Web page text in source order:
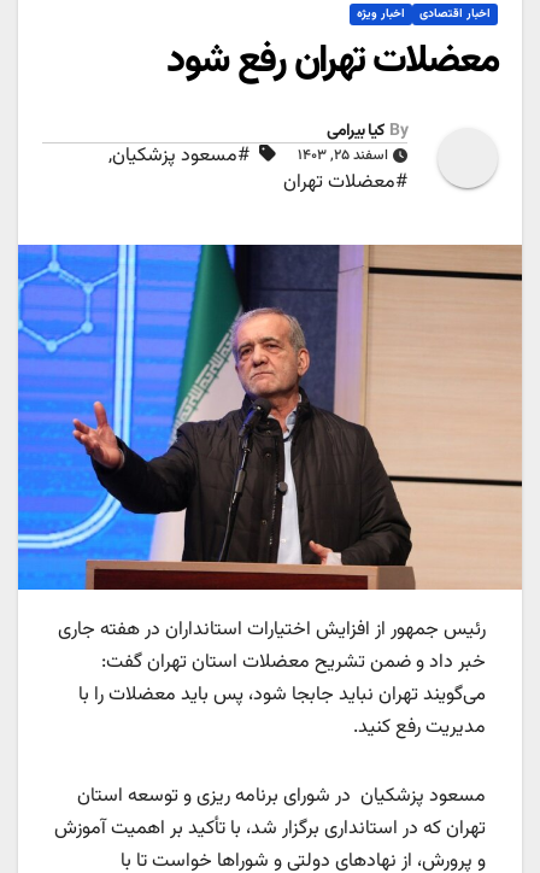
اخبار اقتصادی اخبار ویژه
معضلات تهران رفع شود
By کیا بیرامی
اسفند ۲۵, ۱۴۰۳ #مسعود پزشکیان,
#معضلات تهران
رئیس جمهور از افزایش اختیارات استانداران در هفته جاری
خبر داد و ضمن تشریح معضلات استان تهران گفت:
می‌گویند تهران نباید جابجا شود، پس باید معضلات را با
مدیریت رفع کنید.
مسعود پزشکیان در شورای برنامه ریزی و توسعه استان
تهران که در استانداری برگزار شد، با تأکید بر اهمیت آموزش
و پرورش، از نهادهای دولتی و شوراها خواست تا با